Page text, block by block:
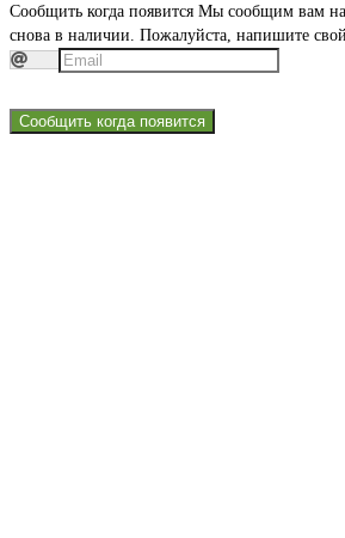
Сообщить когда появится Мы сообщим вам на
снова в наличии. Пожалуйста, напишите
Сообщить когда появится